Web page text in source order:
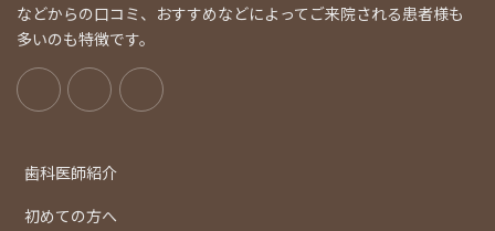
などからの口コミ、おすすめなどによってご来院される患者様も
多いのも特徴です。
歯科医師紹介
初めての方へ